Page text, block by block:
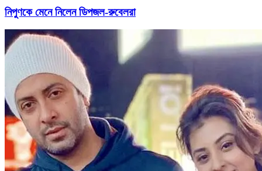
নিপুণকে মেনে নিলেন ডিপজল-রুবেলরা